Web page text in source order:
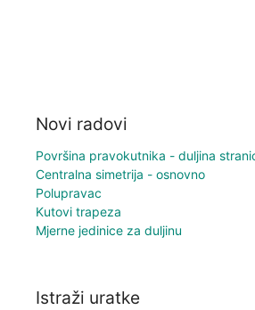
Novi radovi
Površina pravokutnika - duljina
Centralna simetrija - osnovno
Polupravac
Kutovi trapeza
Mjerne jedinice za duljinu
Istraži uratke